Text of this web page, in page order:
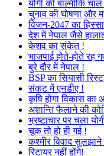
योगी की बाल्मीकि
चुनाव की घोषणा और
विजन-2047 का
देश में नेपाल जैसे
केशव का संकेत !
भाजपाई होते-होते रह
बुरे दौर में नेपाल !
BSP का सियासी
संकट में एनडीए !
कृषि होगा विकास का
अशान्ति फैलाने की
भ्रष्टाचार पर चला
चूक तो हो ही गई !
कश्मीर विवाद
रिटायर नहीं होंगे!